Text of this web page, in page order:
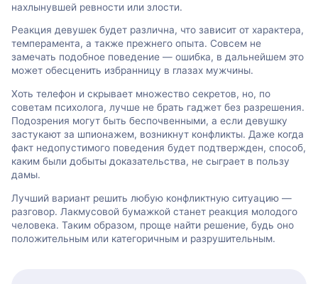
нахлынувшей ревности или злости.
Реакция девушек будет различна, что зависит от характера,
темперамента, а также прежнего опыта. Совсем не
замечать подобное поведение — ошибка, в дальнейшем это
может обесценить избранницу в глазах мужчины.
Хоть телефон и скрывает множество секретов, но, по
советам психолога, лучше не брать гаджет без разрешения.
Подозрения могут быть беспочвенными, а если девушку
застукают за шпионажем, возникнут конфликты. Даже когда
факт недопустимого поведения будет подтвержден, способ,
каким были добыты доказательства, не сыграет в пользу
дамы.
Лучший вариант решить любую конфликтную ситуацию —
разговор. Лакмусовой бумажкой станет реакция молодого
человека. Таким образом, проще найти решение, будь оно
положительным или категоричным и разрушительным.